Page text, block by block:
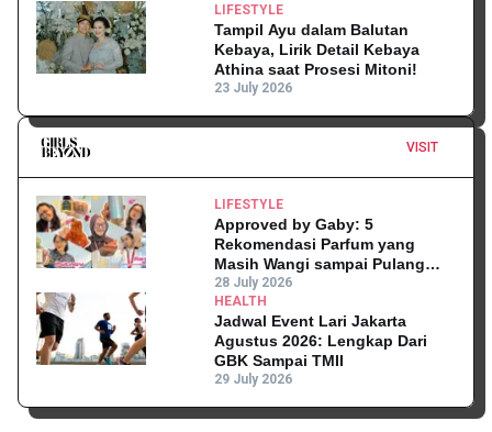
LIFESTYLE
Tampil Ayu dalam Balutan
Kebaya, Lirik Detail Kebaya
Athina saat Prosesi Mitoni!
23 July 2026
VISIT
LIFESTYLE
Approved by Gaby: 5
Rekomendasi Parfum yang
Masih Wangi sampai Pulang
Kantor
28 July 2026
HEALTH
Jadwal Event Lari Jakarta
Agustus 2026: Lengkap Dari
GBK Sampai TMII
29 July 2026